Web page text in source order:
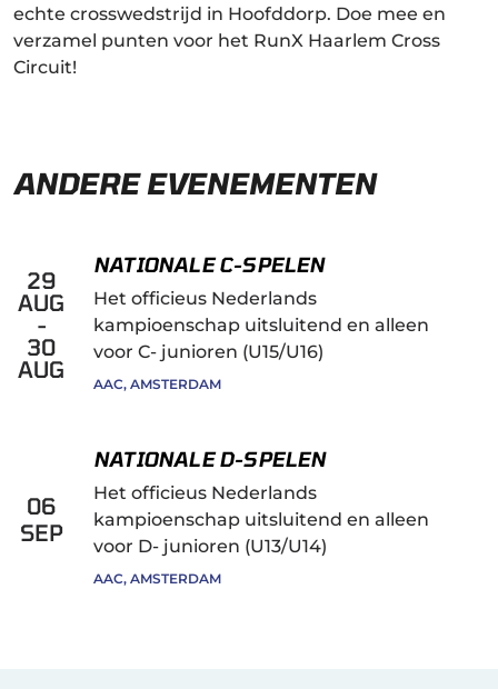
echte crosswedstrijd in Hoofddorp. Doe mee en
verzamel punten voor het RunX Haarlem Cross
Circuit!
ANDERE EVENEMENTEN
29
AUG
-
30
AUG
NATIONALE C-SPELEN
Het officieus Nederlands
kampioenschap uitsluitend en alleen
voor C- junioren (U15/U16)
AAC, AMSTERDAM
06
SEP
NATIONALE D-SPELEN
Het officieus Nederlands
kampioenschap uitsluitend en alleen
voor D- junioren (U13/U14)
AAC, AMSTERDAM